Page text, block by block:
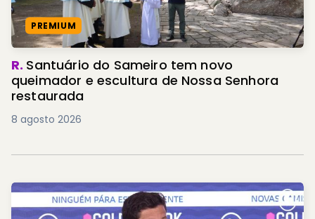
PREMIUM
R. Santuário do Sameiro tem novo
queimador e escultura de Nossa Senhora
restaurada
8 agosto 2026